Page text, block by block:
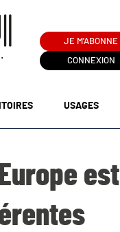
JE M'ABONNE
CONNEXION
USAGES
est